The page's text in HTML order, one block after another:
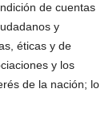
de cuentas
y
éticas y de
y los
de la nación; lo